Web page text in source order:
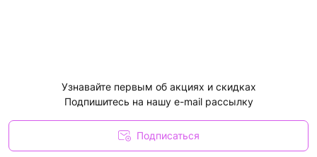
Узнавайте первым об акциях и скидках
Подпишитесь на нашу e-mail рассылку
Подписаться